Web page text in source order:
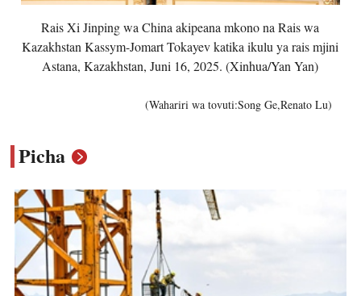
Rais Xi Jinping wa China akipeana mkono na Rais wa
Kazakhstan Kassym-Jomart Tokayev katika ikulu ya rais mjini
Astana, Kazakhstan, Juni 16, 2025. (Xinhua/Yan Yan)
(Wahariri wa tovuti:Song Ge,Renato Lu)
Picha